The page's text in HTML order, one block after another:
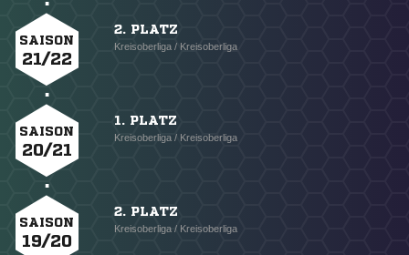
SAISON
21/22
2. PLATZ
Kreisoberliga / Kreisoberliga
SAISON
20/21
1. PLATZ
Kreisoberliga / Kreisoberliga
SAISON
19/20
2. PLATZ
Kreisoberliga / Kreisoberliga